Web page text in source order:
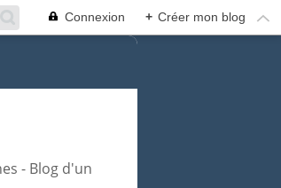
Connexion + Créer mon blog
- Blog d'un